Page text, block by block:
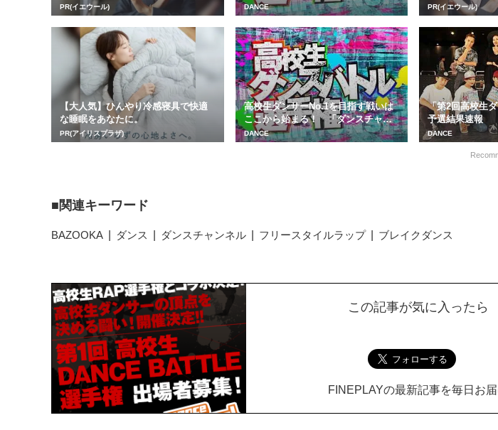
PR(イエウール) DANCE PR(イエウール)
【大人気】ひんやり冷感寝具で快適
な睡眠をあなたに。
PR(アイリスプラザ)
高校生ダンサーNo.1を目指す戦いは
ここから始まる！ 「ダンスチャン
ネル 第3回...
DANCE
「第2回高校生
予選結果速報
DANCE
関連キーワード
BAZOOKA ダンス ダンスチャンネル フリースタイルラップ ブレイクダンス
この記事が気に入ったら
FINEPLAYの最新記事を毎日お